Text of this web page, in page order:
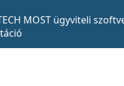
MOST ügyviteli